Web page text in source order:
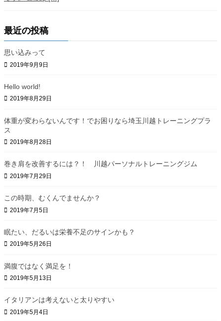
最近の投稿
思い込みって
2019年9月9日
Hello world!
2019年8月29日
体重が変わらないんです！でお困りなら埼玉川越トレーニングプラ
ス
2019年8月28日
巻き肩を改善するには？！ 川越パーソナルトレーニングジム
2019年7月29日
この時期、むくんでませんか？
2019年7月5日
眠たい、だるいは栄養不足のサインかも？
2019年5月26日
満腹ではなく満足を！
2019年5月13日
イタリアンは考えないと太りやすい
2019年5月4日